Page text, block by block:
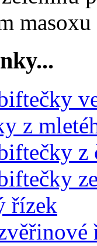
z
z
řízek